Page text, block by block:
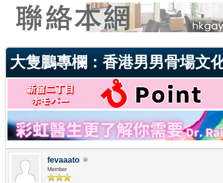
大隻鵬專欄：香港男男骨場文
fevaaato
Member